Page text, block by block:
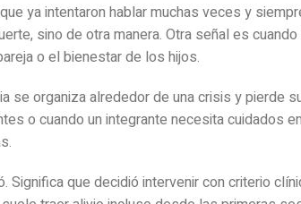
ya intentaron hablar muchas veces y
sino de otra manera. Otra señal es
o el bienestar de los hijos.
se organiza alrededor de una crisis y pierde
o cuando un integrante necesita cuidados
Significa que decidió intervenir con criterio